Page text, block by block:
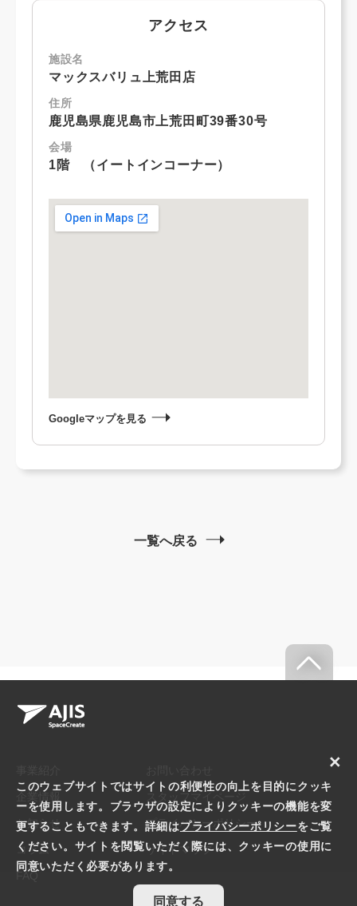
アクセス
施設名
マックスバリュ上荒田店
住所
鹿児島県鹿児島市上荒田町39番30号
会場
1階 （イートインコーナー）
Googleマップを見る
一覧へ戻る
お知らせ
コラム
FAQ
プライバシーポリシー
サイトマップ
このウェブサイトではサイトの利便性の向上を目的にクッキ
ーを使用します。ブラウザの設定によりクッキーの機能を変
更することもできます。詳細はプライバシーポリシーをご覧
ください。サイトを閲覧いただく際には、クッキーの使用に
同意いただく必要があります。
同意する
×